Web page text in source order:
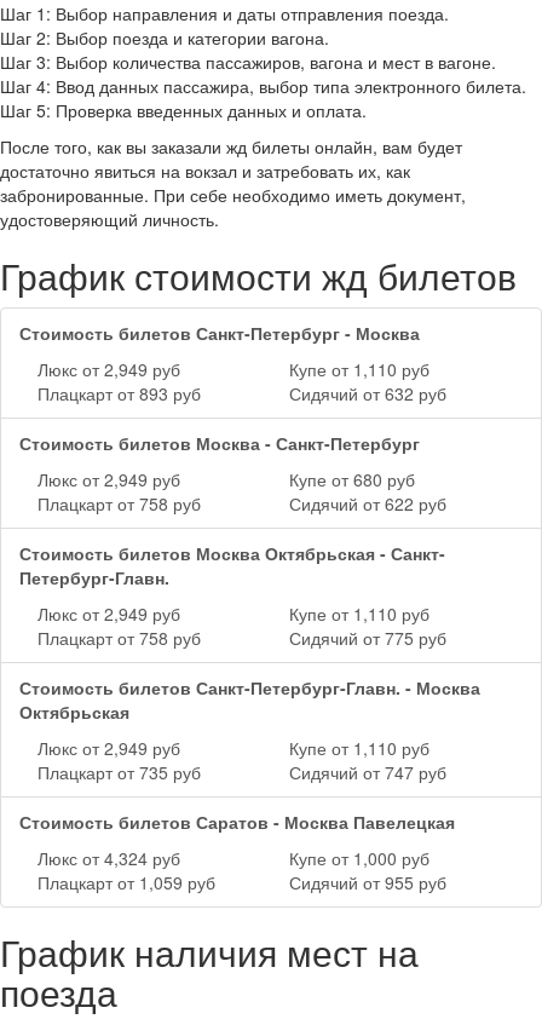
Шаг 1: Выбор направления и даты отправления поезда.
Шаг 2: Выбор поезда и категории вагона.
Шаг 3: Выбор количества пассажиров, вагона и мест в вагоне.
Шаг 4: Ввод данных пассажира, выбор типа электронного билета.
Шаг 5: Проверка введенных данных и оплата.
После того, как вы заказали жд билеты онлайн, вам будет
достаточно явиться на вокзал и затребовать их, как
забронированные. При себе необходимо иметь документ,
удостоверяющий личность.
График стоимости жд билетов
Стоимость билетов Санкт-Петербург - Москва
Люкс от 2,949 руб
Купе от 1,110 руб
Плацкарт от 893 руб
Сидячий от 632 руб
Стоимость билетов Москва - Санкт-Петербург
Люкс от 2,949 руб
Купе от 680 руб
Плацкарт от 758 руб
Сидячий от 622 руб
Стоимость билетов Москва Октябрьская - Санкт-
Петербург-Главн.
Люкс от 2,949 руб
Купе от 1,110 руб
Плацкарт от 758 руб
Сидячий от 775 руб
Стоимость билетов Санкт-Петербург-Главн. - Москва
Октябрьская
Люкс от 2,949 руб
Купе от 1,110 руб
Плацкарт от 735 руб
Сидячий от 747 руб
Стоимость билетов Саратов - Москва Павелецкая
Люкс от 4,324 руб
Купе от 1,000 руб
Плацкарт от 1,059 руб
Сидячий от 955 руб
График наличия мест на
поезда